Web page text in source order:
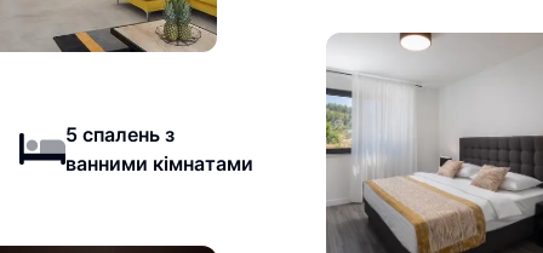
5 спалень з
ванними кімнатами